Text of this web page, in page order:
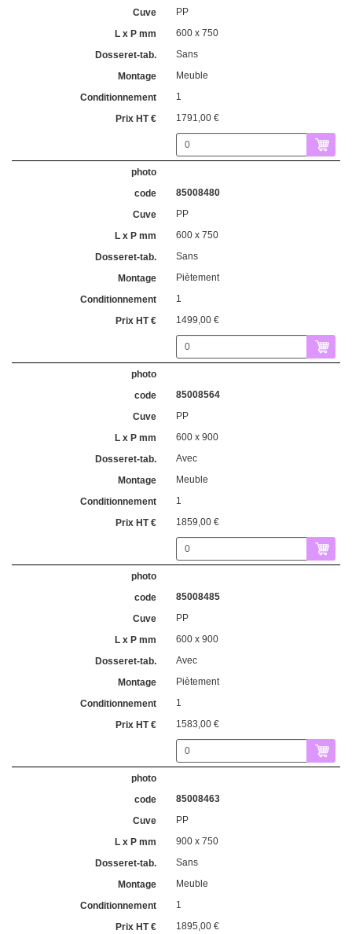
PP
600 x 750
Sans
Meuble
1
1791,00 €
85008480
PP
600 x 750
Sans
Piètement
1
1499,00 €
85008564
PP
600 x 900
Avec
Meuble
1
1859,00 €
85008485
PP
600 x 900
Avec
Piètement
1
1583,00 €
85008463
PP
900 x 750
Sans
Meuble
1
1895,00 €